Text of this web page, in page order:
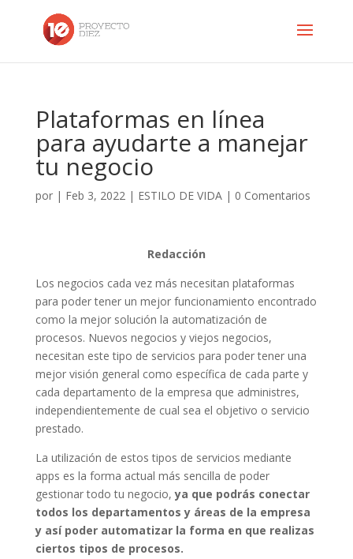
Plataformas en línea
para ayudarte a manejar
tu negocio
por | Feb 3, 2022| ESTILO DE VIDA| 0 Comentarios
Redacción
Los negocios cada vez más necesitan plataformas
para poder tener un mejor funcionamiento encontrado
como la mejor solución la automatización de
procesos. Nuevos negocios y viejos negocios,
necesitan este tipo de servicios para poder tener una
mejor visión general como específica de cada parte y
cada departamento de la empresa que administres,
independientemente de cual sea el objetivo o servicio
prestado.
La utilización de estos tipos de servicios mediante
apps es la forma actual más sencilla de poder
gestionar todo tu negocio, ya que podrás conectar
todos los departamentos y áreas de la empresa
y así poder automatizar la forma en que realizas
ciertos tipos de procesos.